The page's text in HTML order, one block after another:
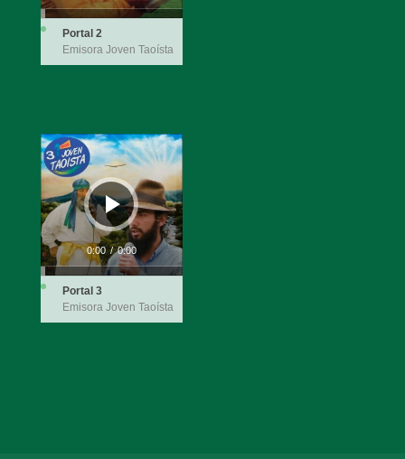
Portal 2
Emisora Joven Taoísta
Audio
Player
0:00 / 0:00
Portal 3
Emisora Joven Taoísta